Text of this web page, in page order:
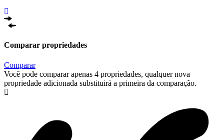
Comparar propriedades
Comparar
Você pode comparar apenas 4 propriedades, qualquer nova
propriedade adicionada substituirá a primeira da comparação.